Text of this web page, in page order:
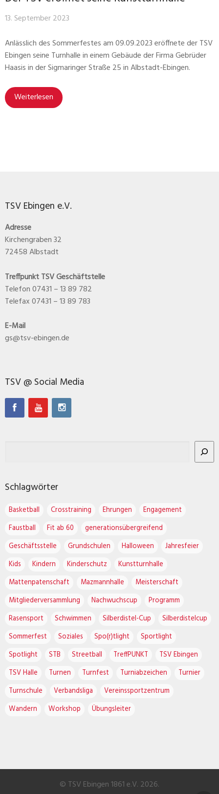
13. September 2023
Anlässlich des Sommerfestes am 09.09.2023 eröffnete der TSV
Ebingen seine Turnhalle in einem Gebäude der Firma Gebrüder
Haasis in der Sigmaringer Straße 25 in Albstadt-Ebingen.
Weiterlesen
TSV Ebingen e.V.
Adresse
Kirchengraben 32
72458 Albstadt
Treffpunkt TSV Geschäftstelle
Telefon 07431 – 13 89 782
Telefax 07431 – 13 89 783
E-Mail
gs@tsv-ebingen.de
TSV @ Social Media
Schlagwörter
Basketball Crosstraining Ehrungen
Engagement
Faustball
Fit ab 60
generationsübergreifend
Geschäftsstelle
Grundschulen Halloween
Jahresfeier
Kids
Kindern Kinderschutz
Kunstturnhalle
Mattenpatenschaft
Mazmannhalle
Meisterschaft
Mitgliederversammlung
Nachwuchscup
Programm
Rasensport
Schwimmen Silberdistel-Cup
Silberdistelcup
Sommerfest
Soziales Spo(r)tlight
Sportlight
Spotlight
STB Streetball TreffPUNKT
TSV Ebingen
TSV Halle
Turnen Turnfest Turniabzeichen
Turnier
Turnschule
Verbandsliga
Vereinssportzentrum
Wandern
Workshop Übungsleiter
© TSV Ebingen 1861 e.V. 2026.